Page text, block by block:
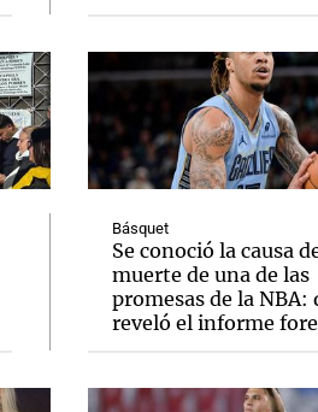
Básquet
Se conoció la causa
muerte de una de las
promesas de la NBA:
reveló el informe
El huracán de Arequito Cadena